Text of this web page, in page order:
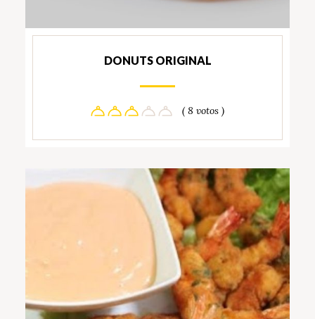
DONUTS ORIGINAL
( 8 votos )